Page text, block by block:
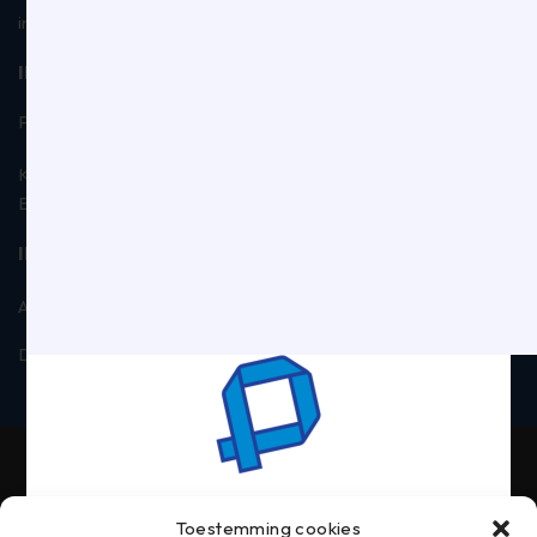
Toestemming cookies
info@panhuijsen.nl
INFORMATIE
Prijzen op de website zijn ex. btw
KVK: 18026915
BTW: NL006885019B01
INFORMATIE
Algemene voorwaarden
Disclaimer Contact